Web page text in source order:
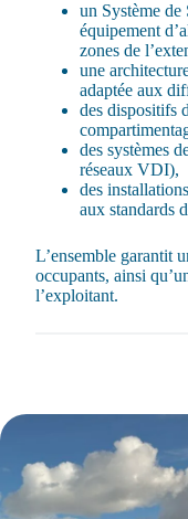
un Système de
équipement
zones de
une
adaptée aux
des dispositifs
des systèmes
réseaux VDI),
des
aux standards
L’ensemble garantit
occupants, ainsi
l’exploitant.